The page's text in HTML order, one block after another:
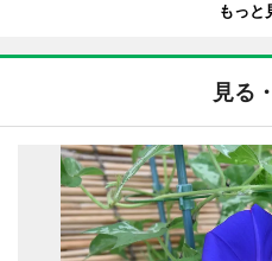
もっと
見る